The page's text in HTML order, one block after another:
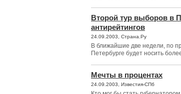
Второй тур выборов в
антирейтингов
24.09.2003, Страна.Ру
В ближайшие две недели, по
Петербурге будет носить
Мечты в процентах
24.09.2003, Известия-СПб